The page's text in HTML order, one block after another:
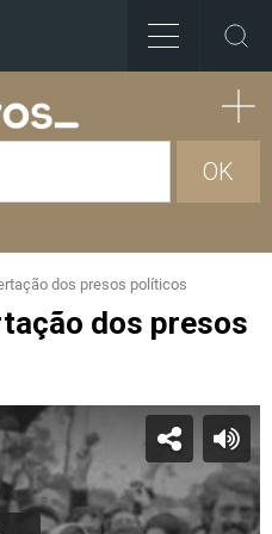
OK
dos presos políticos
dos presos